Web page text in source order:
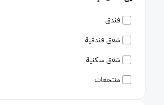
فندق
شقق فندقية
شقق سكنية
منتجعات